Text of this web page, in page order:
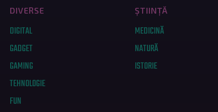
DIVERSE
DIGITAL
GADGET
GAMING
TEHNOLOGIE
FUN
ȘTIINȚĂ
MEDICINĂ
NATURĂ
ISTORIE